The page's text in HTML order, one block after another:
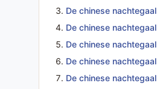
De chinese nachtegaal
De chinese nachtegaal
De chinese nachtegaal
De chinese nachtegaal
De chinese nachtegaal